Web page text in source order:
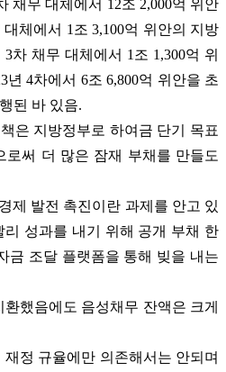
채무 대체에서 12조 2,000억 위안
체에서 1조 3,100억 위안의 지방
차 채무 대체에서 1조 1,300억 위
년 4차에서 6조 6,800억 위안을 초
된 바 있음.
은 지방정부로 하여금 단기 목표
로써 더 많은 잠재 부채를 만들도
제 발전 촉진이란 과제를 안고 있
성과를 내기 위해 공개 부채 한
금 조달 플랫폼을 통해 빚을 내는
했음에도 음성채무 잔액은 크게
정 규율에만 의존해서는 안되며